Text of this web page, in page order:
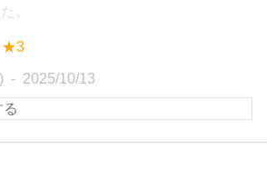
。
★3
2025/10/13